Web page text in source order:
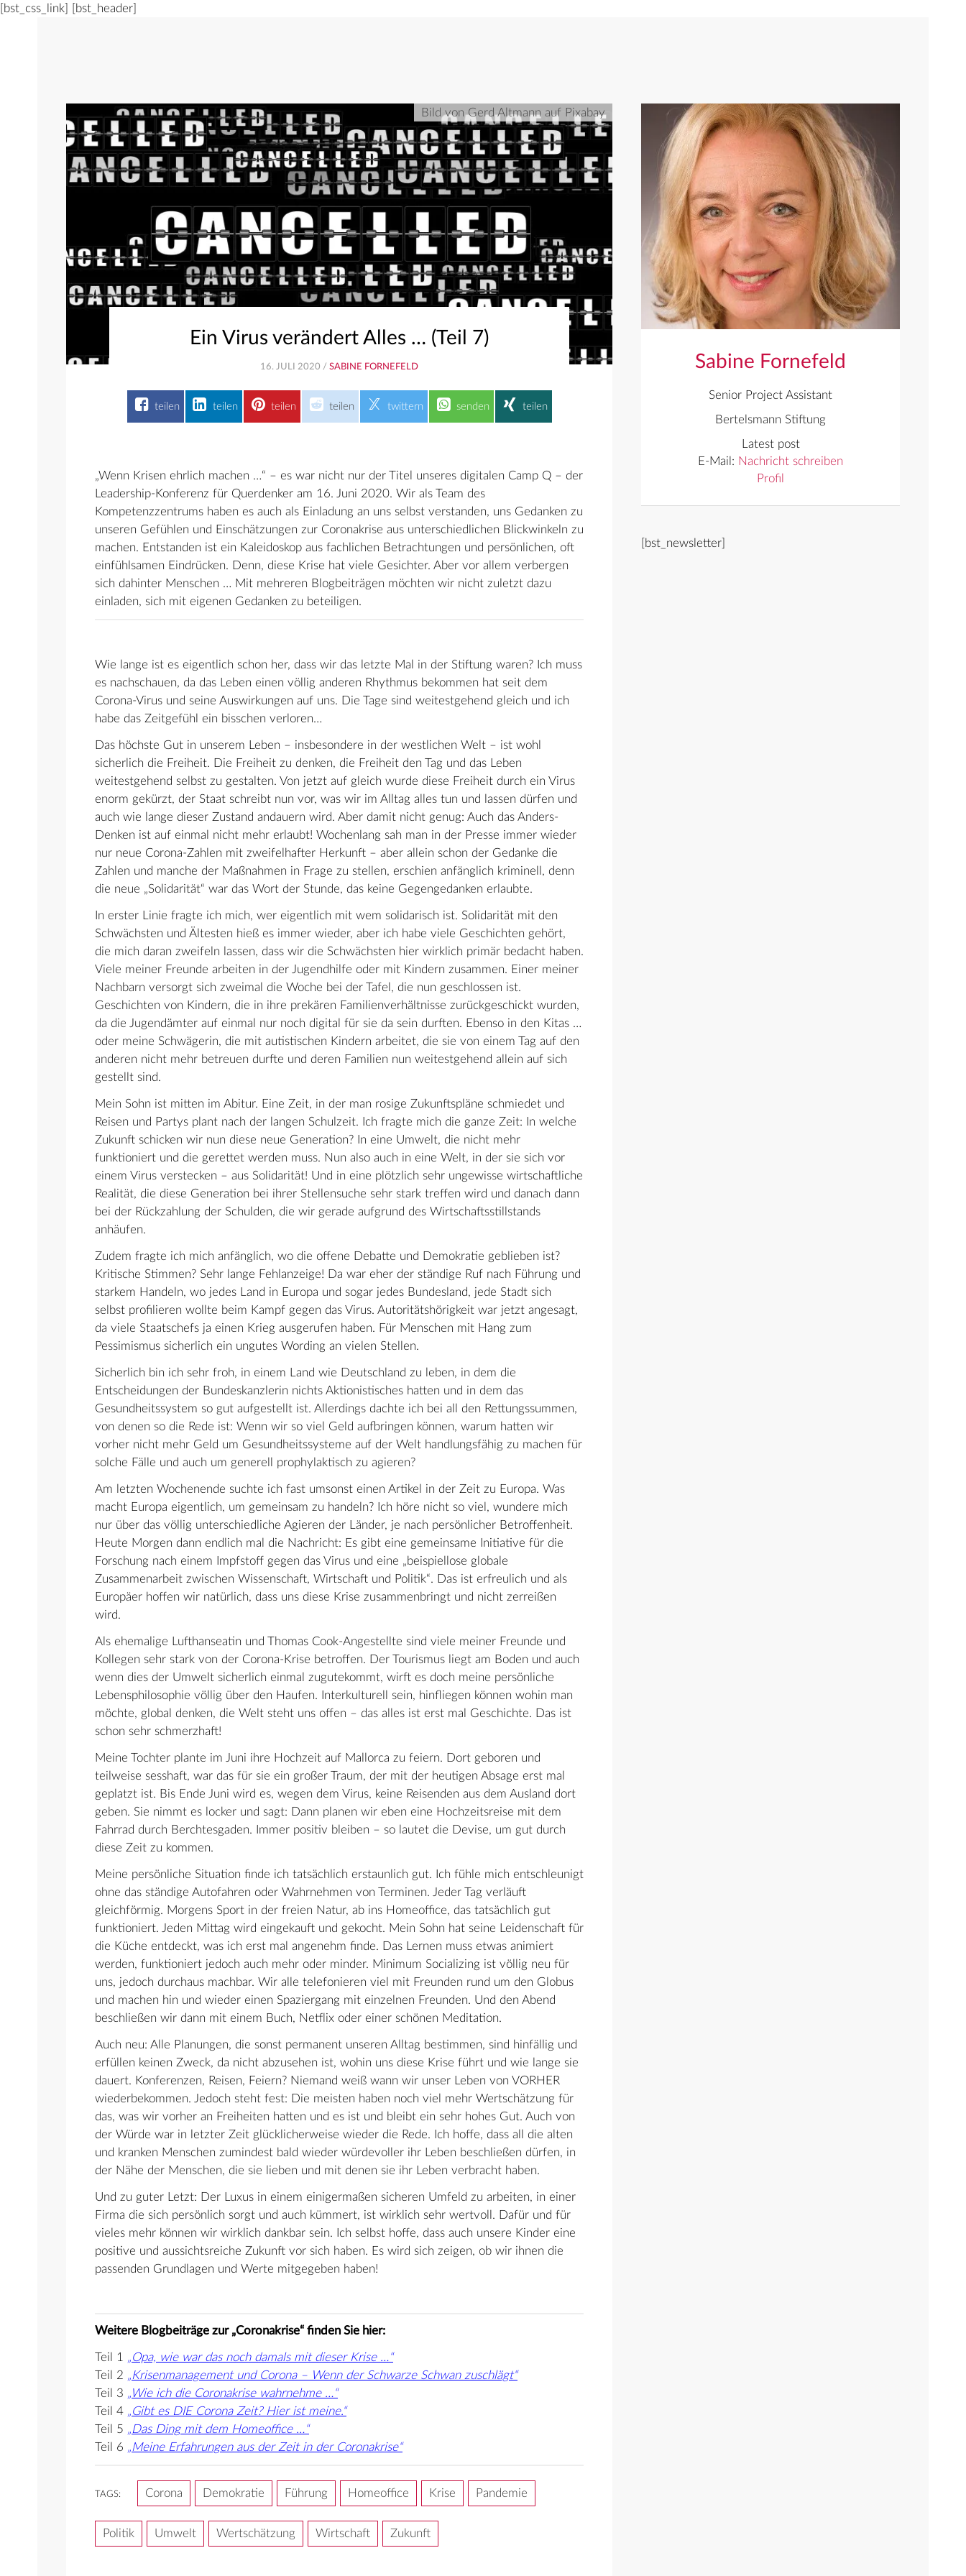
[bst_css_link] [bst_header]
Bild von Gerd Altmann auf Pixabay
Ein Virus verändert Alles … (Teil 7)
16. JULI 2020 / SABINE FORNEFELD
teilen teilen teilen teilen twittern senden teilen
„Wenn Krisen ehrlich machen …“ – es war nicht nur der Titel unseres digitalen Camp Q – der
Leadership-Konferenz für Querdenker am 16. Juni 2020. Wir als Team des
Kompetenzzentrums haben es auch als Einladung an uns selbst verstanden, uns Gedanken zu
unseren Gefühlen und Einschätzungen zur Coronakrise aus unterschiedlichen Blickwinkeln zu
machen. Entstanden ist ein Kaleidoskop aus fachlichen Betrachtungen und persönlichen, oft
einfühlsamen Eindrücken. Denn, diese Krise hat viele Gesichter. Aber vor allem verbergen
sich dahinter Menschen … Mit mehreren Blogbeiträgen möchten wir nicht zuletzt dazu
einladen, sich mit eigenen Gedanken zu beteiligen.
Wie lange ist es eigentlich schon her, dass wir das letzte Mal in der Stiftung waren? Ich muss
es nachschauen, da das Leben einen völlig anderen Rhythmus bekommen hat seit dem
Corona-Virus und seine Auswirkungen auf uns. Die Tage sind weitestgehend gleich und ich
habe das Zeitgefühl ein bisschen verloren…
Das höchste Gut in unserem Leben – insbesondere in der westlichen Welt – ist wohl
sicherlich die Freiheit. Die Freiheit zu denken, die Freiheit den Tag und das Leben
weitestgehend selbst zu gestalten. Von jetzt auf gleich wurde diese Freiheit durch ein Virus
enorm gekürzt, der Staat schreibt nun vor, was wir im Alltag alles tun und lassen dürfen und
auch wie lange dieser Zustand andauern wird. Aber damit nicht genug: Auch das Anders-
Denken ist auf einmal nicht mehr erlaubt! Wochenlang sah man in der Presse immer wieder
nur neue Corona-Zahlen mit zweifelhafter Herkunft – aber allein schon der Gedanke die
Zahlen und manche der Maßnahmen in Frage zu stellen, erschien anfänglich kriminell, denn
die neue „Solidarität“ war das Wort der Stunde, das keine Gegengedanken erlaubte.
In erster Linie fragte ich mich, wer eigentlich mit wem solidarisch ist. Solidarität mit den
Schwächsten und Ältesten hieß es immer wieder, aber ich habe viele Geschichten gehört,
die mich daran zweifeln lassen, dass wir die Schwächsten hier wirklich primär bedacht haben.
Viele meiner Freunde arbeiten in der Jugendhilfe oder mit Kindern zusammen. Einer meiner
Nachbarn versorgt sich zweimal die Woche bei der Tafel, die nun geschlossen ist.
Geschichten von Kindern, die in ihre prekären Familienverhältnisse zurückgeschickt wurden,
da die Jugendämter auf einmal nur noch digital für sie da sein durften. Ebenso in den Kitas …
oder meine Schwägerin, die mit autistischen Kindern arbeitet, die sie von einem Tag auf den
anderen nicht mehr betreuen durfte und deren Familien nun weitestgehend allein auf sich
gestellt sind.
Mein Sohn ist mitten im Abitur. Eine Zeit, in der man rosige Zukunftspläne schmiedet und
Reisen und Partys plant nach der langen Schulzeit. Ich fragte mich die ganze Zeit: In welche
Zukunft schicken wir nun diese neue Generation? In eine Umwelt, die nicht mehr
funktioniert und die gerettet werden muss. Nun also auch in eine Welt, in der sie sich vor
einem Virus verstecken – aus Solidarität! Und in eine plötzlich sehr ungewisse wirtschaftliche
Realität, die diese Generation bei ihrer Stellensuche sehr stark treffen wird und danach dann
bei der Rückzahlung der Schulden, die wir gerade aufgrund des Wirtschaftsstillstands
anhäufen.
Zudem fragte ich mich anfänglich, wo die offene Debatte und Demokratie geblieben ist?
Kritische Stimmen? Sehr lange Fehlanzeige! Da war eher der ständige Ruf nach Führung und
starkem Handeln, wo jedes Land in Europa und sogar jedes Bundesland, jede Stadt sich
selbst profilieren wollte beim Kampf gegen das Virus. Autoritätshörigkeit war jetzt angesagt,
da viele Staatschefs ja einen Krieg ausgerufen haben. Für Menschen mit Hang zum
Pessimismus sicherlich ein ungutes Wording an vielen Stellen.
Sicherlich bin ich sehr froh, in einem Land wie Deutschland zu leben, in dem die
Entscheidungen der Bundeskanzlerin nichts Aktionistisches hatten und in dem das
Gesundheitssystem so gut aufgestellt ist. Allerdings dachte ich bei all den Rettungssummen,
von denen so die Rede ist: Wenn wir so viel Geld aufbringen können, warum hatten wir
vorher nicht mehr Geld um Gesundheitssysteme auf der Welt handlungsfähig zu machen für
solche Fälle und auch um generell prophylaktisch zu agieren?
Am letzten Wochenende suchte ich fast umsonst einen Artikel in der Zeit zu Europa. Was
macht Europa eigentlich, um gemeinsam zu handeln? Ich höre nicht so viel, wundere mich
nur über das völlig unterschiedliche Agieren der Länder, je nach persönlicher Betroffenheit.
Heute Morgen dann endlich mal die Nachricht: Es gibt eine gemeinsame Initiative für die
Forschung nach einem Impfstoff gegen das Virus und eine „beispiellose globale
Zusammenarbeit zwischen Wissenschaft, Wirtschaft und Politik“. Das ist erfreulich und als
Europäer hoffen wir natürlich, dass uns diese Krise zusammenbringt und nicht zerreißen
wird.
Als ehemalige Lufthanseatin und Thomas Cook-Angestellte sind viele meiner Freunde und
Kollegen sehr stark von der Corona-Krise betroffen. Der Tourismus liegt am Boden und auch
wenn dies der Umwelt sicherlich einmal zugutekommt, wirft es doch meine persönliche
Lebensphilosophie völlig über den Haufen. Interkulturell sein, hinfliegen können wohin man
möchte, global denken, die Welt steht uns offen – das alles ist erst mal Geschichte. Das ist
schon sehr schmerzhaft!
Meine Tochter plante im Juni ihre Hochzeit auf Mallorca zu feiern. Dort geboren und
teilweise sesshaft, war das für sie ein großer Traum, der mit der heutigen Absage erst mal
geplatzt ist. Bis Ende Juni wird es, wegen dem Virus, keine Reisenden aus dem Ausland dort
geben. Sie nimmt es locker und sagt: Dann planen wir eben eine Hochzeitsreise mit dem
Fahrrad durch Berchtesgaden. Immer positiv bleiben – so lautet die Devise, um gut durch
diese Zeit zu kommen.
Meine persönliche Situation finde ich tatsächlich erstaunlich gut. Ich fühle mich entschleunigt
ohne das ständige Autofahren oder Wahrnehmen von Terminen. Jeder Tag verläuft
gleichförmig. Morgens Sport in der freien Natur, ab ins Homeoffice, das tatsächlich gut
funktioniert. Jeden Mittag wird eingekauft und gekocht. Mein Sohn hat seine Leidenschaft für
die Küche entdeckt, was ich erst mal angenehm finde. Das Lernen muss etwas animiert
werden, funktioniert jedoch auch mehr oder minder. Minimum Socializing ist völlig neu für
uns, jedoch durchaus machbar. Wir alle telefonieren viel mit Freunden rund um den Globus
und machen hin und wieder einen Spaziergang mit einzelnen Freunden. Und den Abend
beschließen wir dann mit einem Buch, Netflix oder einer schönen Meditation.
Auch neu: Alle Planungen, die sonst permanent unseren Alltag bestimmen, sind hinfällig und
erfüllen keinen Zweck, da nicht abzusehen ist, wohin uns diese Krise führt und wie lange sie
dauert. Konferenzen, Reisen, Feiern? Niemand weiß wann wir unser Leben von VORHER
wiederbekommen. Jedoch steht fest: Die meisten haben noch viel mehr Wertschätzung für
das, was wir vorher an Freiheiten hatten und es ist und bleibt ein sehr hohes Gut. Auch von
der Würde war in letzter Zeit glücklicherweise wieder die Rede. Ich hoffe, dass all die alten
und kranken Menschen zumindest bald wieder würdevoller ihr Leben beschließen dürfen, in
der Nähe der Menschen, die sie lieben und mit denen sie ihr Leben verbracht haben.
Und zu guter Letzt: Der Luxus in einem einigermaßen sicheren Umfeld zu arbeiten, in einer
Firma die sich persönlich sorgt und auch kümmert, ist wirklich sehr wertvoll. Dafür und für
vieles mehr können wir wirklich dankbar sein. Ich selbst hoffe, dass auch unsere Kinder eine
positive und aussichtsreiche Zukunft vor sich haben. Es wird sich zeigen, ob wir ihnen die
passenden Grundlagen und Werte mitgegeben haben!
Weitere Blogbeiträge zur „Coronakrise“ finden Sie hier:
Teil 1 „Opa, wie war das noch damals mit dieser Krise …“
Teil 2 „Krisenmanagement und Corona – Wenn der Schwarze Schwan zuschlägt“
Teil 3 „Wie ich die Coronakrise wahrnehme …“
Teil 4 „Gibt es DIE Corona Zeit? Hier ist meine.“
Teil 5 „Das Ding mit dem Homeoffice …“
Teil 6 „Meine Erfahrungen aus der Zeit in der Coronakrise“
TAGS: Corona Demokratie Führung Homeoffice Krise Pandemie
Politik Umwelt Wertschätzung Wirtschaft Zukunft
Sabine Fornefeld
Senior Project Assistant
Bertelsmann Stiftung
Latest post
E-Mail: Nachricht schreiben
Profil
[bst_newsletter]